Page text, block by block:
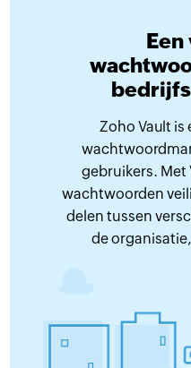
Zoho Vault is
gebruikers. Met
wachtwoorden
delen tussen
de